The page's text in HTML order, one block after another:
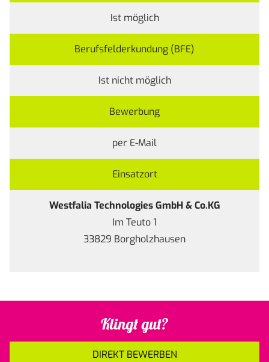
Ist möglich
Berufsfelderkundung (BFE)
Ist nicht möglich
Bewerbung
per E-Mail
Einsatzort
Westfalia Technologies GmbH & Co.KG
Im Teuto 1
33829 Borgholzhausen
Klingt gut?
DIREKT BEWERBEN